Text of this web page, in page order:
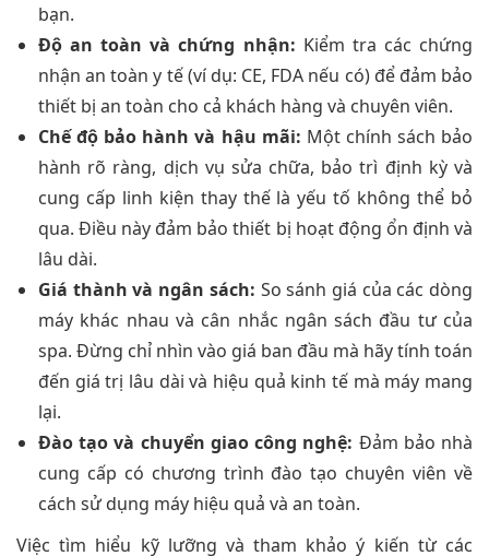
bạn.
Độ an toàn và chứng nhận: Kiểm tra các chứng
nhận an toàn y tế (ví dụ: CE, FDA nếu có) để đảm bảo
thiết bị an toàn cho cả khách hàng và chuyên viên.
Chế độ bảo hành và hậu mãi: Một chính sách bảo
hành rõ ràng, dịch vụ sửa chữa, bảo trì định kỳ và
cung cấp linh kiện thay thế là yếu tố không thể bỏ
qua. Điều này đảm bảo thiết bị hoạt động ổn định và
lâu dài.
Giá thành và ngân sách: So sánh giá của các dòng
máy khác nhau và cân nhắc ngân sách đầu tư của
spa. Đừng chỉ nhìn vào giá ban đầu mà hãy tính toán
đến giá trị lâu dài và hiệu quả kinh tế mà máy mang
lại.
Đào tạo và chuyển giao công nghệ: Đảm bảo nhà
cung cấp có chương trình đào tạo chuyên viên về
cách sử dụng máy hiệu quả và an toàn.
Việc tìm hiểu kỹ lưỡng và tham khảo ý kiến từ các